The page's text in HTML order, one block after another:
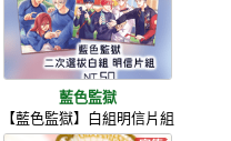
藍色監獄
【藍色監獄】白組明信片組